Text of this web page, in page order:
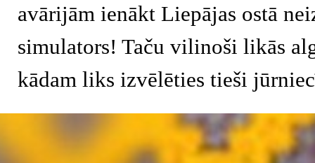
avārijām ienākt Liepājas ostā
simulators! Taču vilinoši likās
kādam liks izvēlēties tieši